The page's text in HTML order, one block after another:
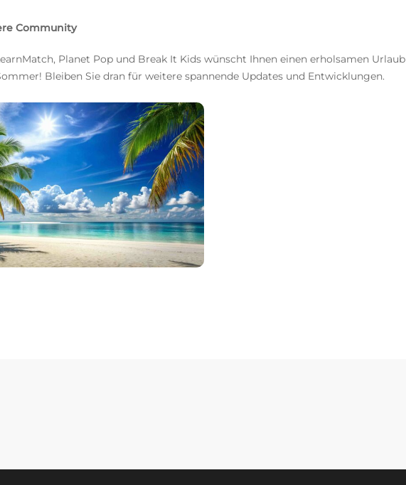
Community
Planet Pop und Break It Kids wünscht Ihnen einen erholsamen Urlaub
Bleiben Sie dran für weitere spannende Updates und Entwicklungen.